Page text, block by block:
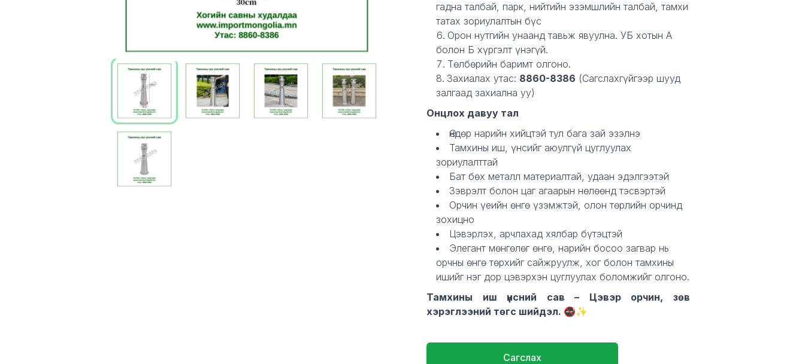
гадна талбай, парк, нийтийн эзэмшлийн талбай, тамхи
татах зориулалтын бүс
Орон нутгийн унаанд тавьж явуулна. УБ хотын А
болон Б хүргэлт үнэгүй.
Төлбөрийн баримт олгоно.
Захиалах утас: 8860-8386 (Сагслахгүйгээр шууд
залгаад захиална уу)
Онцлох давуу тал
Өндөр нарийн хийцтэй тул бага зай эзэлнэ
Тамхины иш, үнсийг аюулгүй цуглуулах
зориулалттай
Бат бөх металл материалтай, удаан эдэлгээтэй
Зэврэлт болон цаг агаарын нөлөөнд тэсвэртэй
Орчин үеийн өнгө үзэмжтэй, олон төрлийн орчинд
зохицно
Цэвэрлэх, арчлахад хялбар бүтэцтэй
Элегант мөнгөлөг өнгө, нарийн босоо загвар нь
орчны өнгө төрхийг сайжруулж, хог болон тамхины
ишийг нэг дор цэвэрхэн цуглуулах боломжийг олгоно.
Тамхины иш үнсний сав – Цэвэр орчин, зөв
хэрэглээний төгс шийдэл. 🚭✨
Сагслах